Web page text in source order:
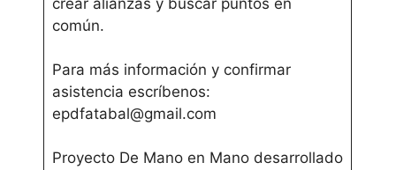
crear alianzas y buscar puntos en
común.
Para más información y confirmar
asistencia escríbenos:
epdfatabal@gmail.com
Proyecto De Mano en Mano desarrollado